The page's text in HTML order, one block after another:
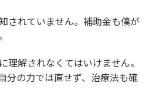
されていません。補助金も僕が
理解されなくてはいけません。
分の力では直せず、治療法も確